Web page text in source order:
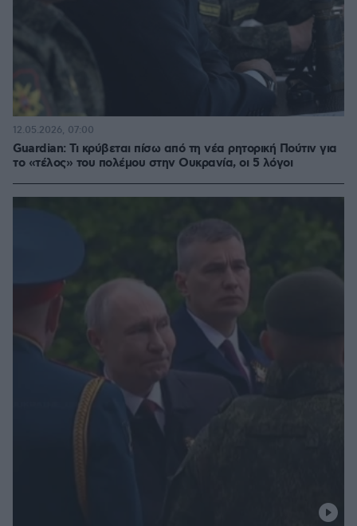
Guardian: Τι κρύβεται πίσω από τη νέα ρητορική Πούτιν για
το «τέλος» του πολέμου στην Ουκρανία, οι 5 λόγοι
12.05.2026, 07:00